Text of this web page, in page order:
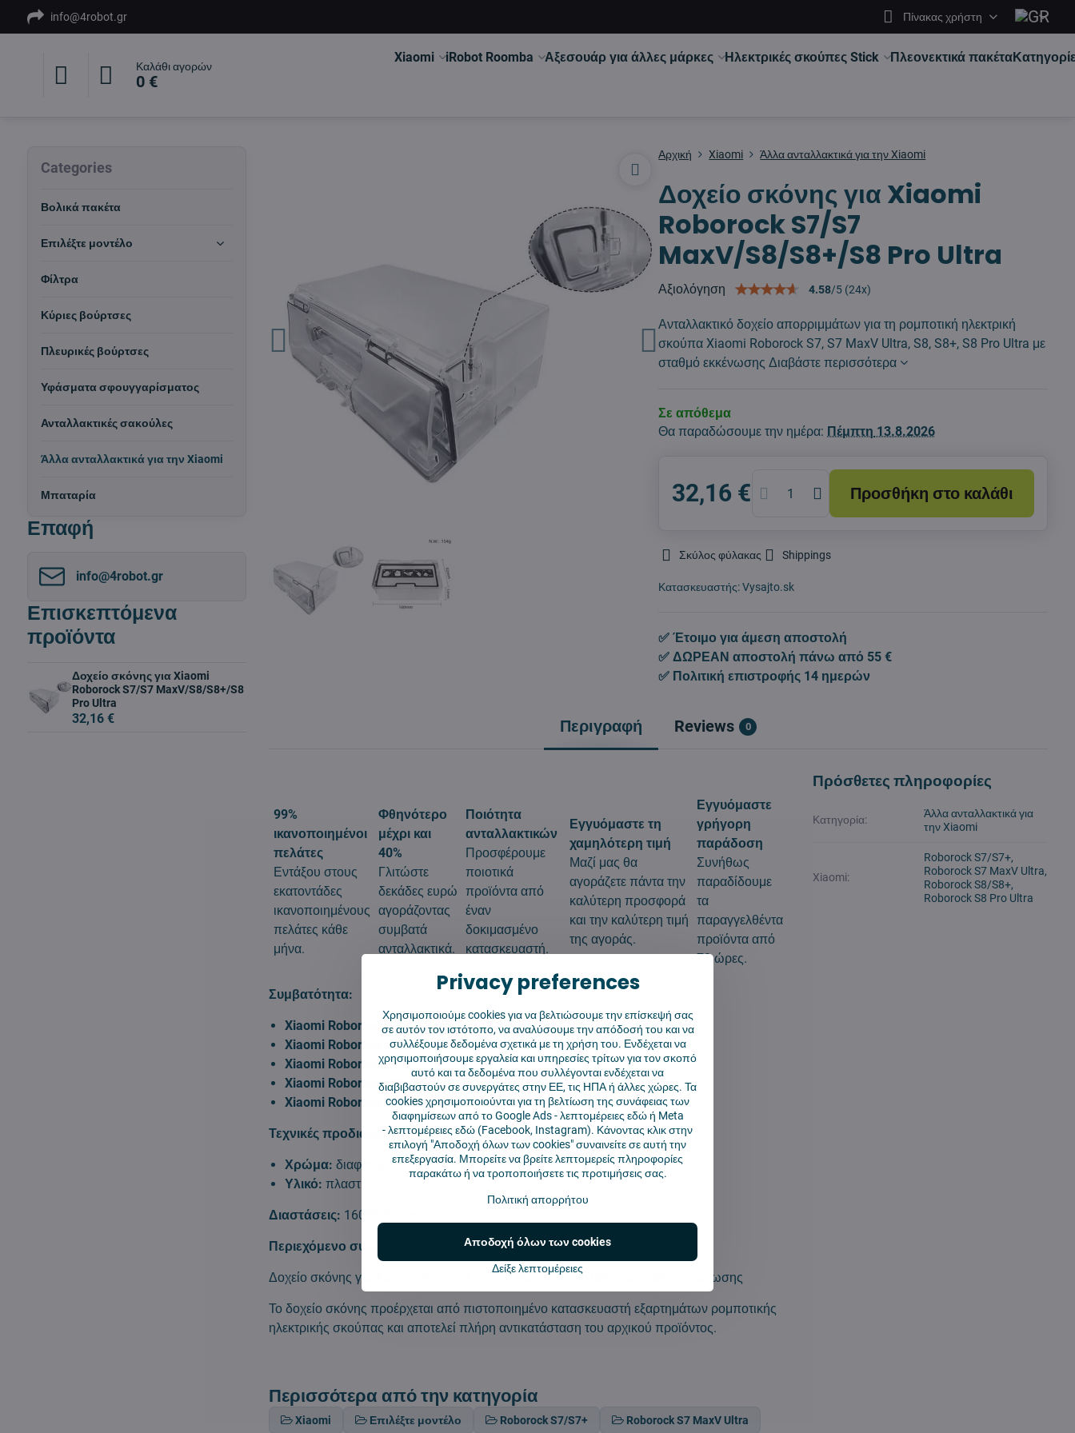
info@4robot.gr Πίνακας χρήστη
Καλάθι αγορών
0 €
Xiaomi iRobot Roomba Αξεσουάρ για άλλες μάρκες Ηλεκτρικές σκούπες Stick Πλεονεκτικά πακέτα
Αρχική Xiaomi Άλλα ανταλλακτικά για την Xiaomi
Δοχείο σκόνης για Xiaomi
Roborock S7/S7
MaxV/S8/S8+/S8 Pro Ultra
Αξιολόγηση 4.58/5 (24x)
Ανταλλακτικό δοχείο απορριμμάτων για τη ρομποτική ηλεκτρική
σκούπα Xiaomi Roborock S7, S7 MaxV Ultra, S8, S8+, S8 Pro Ultra με
σταθμό εκκένωσηςΔιαβάστε περισσότερα
Σε απόθεμα
Θα παραδώσουμε την ημέρα: Πέμπτη 13.8.2026
32,16 € Προσθήκη στο καλάθι
Σκύλος φύλακας Shippings
Κατασκευαστής:Vysajto.sk
✅ Έτοιμο για άμεση αποστολή
✅ ΔΩΡΕΑΝ αποστολή πάνω από 55 €
✅ Πολιτική επιστροφής 14 ημερών
Περιγραφή Reviews 0
99%
ικανοποιημένοι
πελάτες
Εντάξου στους
εκατοντάδες
ικανοποιημένους
πελάτες κάθε
μήνα.
Φθηνότερο
μέχρι και
40%
Γλιτώστε
δεκάδες ευρώ
αγοράζοντας
συμβατά
ανταλλακτικά.
Ποιότητα
ανταλλακτικών
Προσφέρουμε
ποιοτικά
προϊόντα από
έναν
δοκιμασμένο
κατασκευαστή.
Εγγυόμαστε τη
χαμηλότερη τιμή
Μαζί μας θα
αγοράζετε πάντα την
καλύτερη προσφορά
και την καλύτερη τιμή
της αγοράς.
Εγγυόμαστε
γρήγορη
παράδοση
Συνήθως
παραδίδουμε
τα
παραγγελθέντα
προϊόντα από
72 ώρες.
Συμβατότητα:
Xiaomi Roborock S7
Xiaomi Roborock S7 MaxV Ultra
Xiaomi Roborock S8
Xiaomi Roborock S8+
Xiaomi Roborock S8 Pro Ultra
Τεχνικές προδιαγραφές:
Χρώμα: διαφανές
Υλικό: πλαστικό
Διαστάσεις: 160*92*53 mm
Περιεχόμενο συσκευασίας: 1 τεμ
Δοχείο σκόνης για Xiaomi Roborock S7/S7 MaxV/S8/S8/S8+ με σταθμό εκκένωσης
Το δοχείο σκόνης προέρχεται από πιστοποιημένο κατασκευαστή εξαρτημάτων ρομποτικής
ηλεκτρικής σκούπας και αποτελεί πλήρη αντικατάσταση του αρχικού προϊόντος.
Περισσότερα από την κατηγορία
Xiaomi Επιλέξτε μοντέλο Roborock S7/S7+ Roborock S7 MaxV Ultra
Πρόσθετες πληροφορίες
Κατηγορία:
Άλλα ανταλλακτικά για
την Xiaomi
Xiaomi:
Roborock S7/S7+,
Roborock S7 MaxV Ultra,
Roborock S8/S8+,
Roborock S8 Pro Ultra
Categories
Βολικά πακέτα
Επιλέξτε μοντέλο
Φίλτρα
Κύριες βούρτσες
Πλευρικές βούρτσες
Υφάσματα σφουγγαρίσματος
Ανταλλακτικές σακούλες
Άλλα ανταλλακτικά για την Xiaomi
Μπαταρία
Επαφή
info​@4robot​.gr
Επισκεπτόμενα
προϊόντα
Δοχείο σκόνης για Xiaomi
Roborock S7/S7 MaxV/S8/S8+/S8
Pro Ultra
32,16 €
Privacy preferences
Χρησιμοποιούμε cookies για να βελτιώσουμε την επίσκεψή σας
σε αυτόν τον ιστότοπο, να αναλύσουμε την απόδοσή του και να
συλλέξουμε δεδομένα σχετικά με τη χρήση του. Ενδέχεται να
χρησιμοποιήσουμε εργαλεία και υπηρεσίες τρίτων για τον σκοπό
αυτό και τα δεδομένα που συλλέγονται ενδέχεται να
διαβιβαστούν σε συνεργάτες στην ΕΕ, τις ΗΠΑ ή άλλες χώρες. Τα
cookies χρησιμοποιούνται για τη βελτίωση της συνάφειας των
διαφημίσεων από το Google Ads -λεπτομέρειες εδώή Meta
-λεπτομέρειες εδώ (Facebook, Instagram). Κάνοντας κλικ στην
επιλογή "Αποδοχή όλων των cookies" συναινείτε σε αυτή την
επεξεργασία. Μπορείτε να βρείτε λεπτομερείς πληροφορίες
παρακάτω ή να τροποποιήσετε τις προτιμήσεις σας.
Πολιτική απορρήτου
Δείξε λεπτομέρειες
Αποδοχή όλων των cookies